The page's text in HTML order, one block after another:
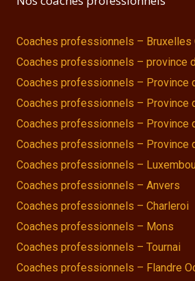
Coaches professionnels – Bruxelles
Coaches professionnels – province
Coaches professionnels – Province
Coaches professionnels – Province
Coaches professionnels – Province
Coaches professionnels – Province
Coaches professionnels –
Coaches professionnels – Anvers
Coaches professionnels – Charleroi
Coaches professionnels – Mons
Coaches professionnels – Tournai
Coaches professionnels – Flandre